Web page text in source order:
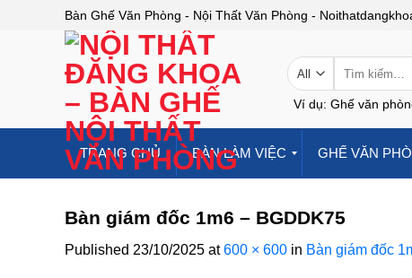
Bàn Ghế Văn Phòng - Nội Thất Văn Phòng -
kiếm:
Ví dụ: Ghế văn
TRANG CHỦ BÀN LÀM VIỆC GHẾ VĂN
Bàn giám đốc 1m6 – BGDDK75
Published 23/10/2025 at600 × 600 in Bàn giám đốc